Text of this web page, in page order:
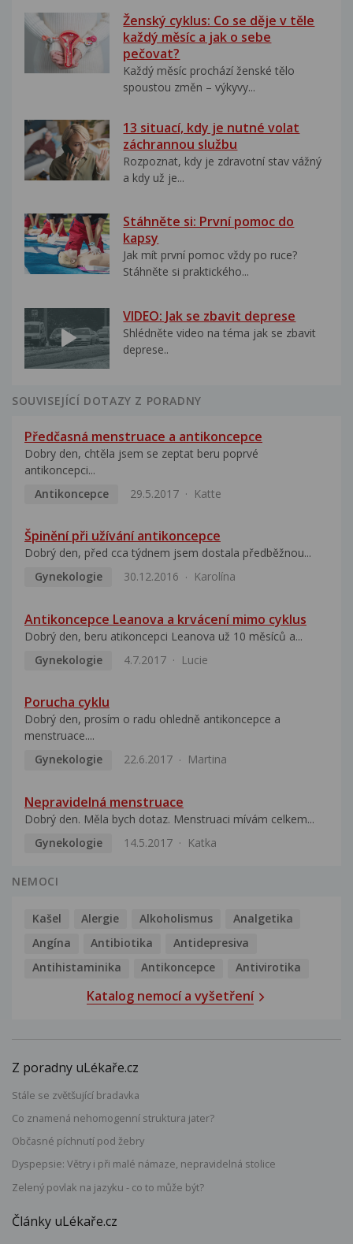
Ženský cyklus: Co se děje v těle
každý měsíc a jak o sebe
pečovat?
Každý měsíc prochází ženské tělo
spoustou změn – výkyvy...
13 situací, kdy je nutné volat
záchrannou službu
Rozpoznat, kdy je zdravotní stav vážný
a kdy už je...
Stáhněte si: První pomoc do
kapsy
Jak mít první pomoc vždy po ruce?
Stáhněte si praktického...
VIDEO: Jak se zbavit deprese
Shlédněte video na téma jak se zbavit
deprese..
SOUVISEJÍCÍ DOTAZY Z PORADNY
Předčasná menstruace a antikoncepce
Dobry den, chtěla jsem se zeptat beru poprvé
antikoncepci...
Antikoncepce
29.5.2017 Katte
Špinění při užívání antikoncepce
Dobrý den, před cca týdnem jsem dostala předběžnou...
Gynekologie
30.12.2016 Karolína
Antikoncepce Leanova a krvácení mimo cyklus
Dobrý den, beru atikoncepci Leanova už 10 měsíců a...
Gynekologie
4.7.2017 Lucie
Porucha cyklu
Dobrý den, prosím o radu ohledně antikoncepce a
menstruace....
Gynekologie
22.6.2017 Martina
Nepravidelná menstruace
Dobrý den. Měla bych dotaz. Menstruaci mívám celkem...
Gynekologie
14.5.2017 Katka
NEMOCI
Kašel Alergie Alkoholismus
Analgetika
Angína
Antibiotika
Antidepresiva
Antihistaminika
Antikoncepce Antivirotika
Katalog nemocí a vyšetření
Z poradny uLékaře.cz
Stále se zvětšující bradavka
Co znamená nehomogenní struktura jater?
Občasné píchnutí pod žebry
Dyspepsie: Větry i při malé námaze, nepravidelná stolice
Zelený povlak na jazyku - co to může být?
Články uLékaře.cz